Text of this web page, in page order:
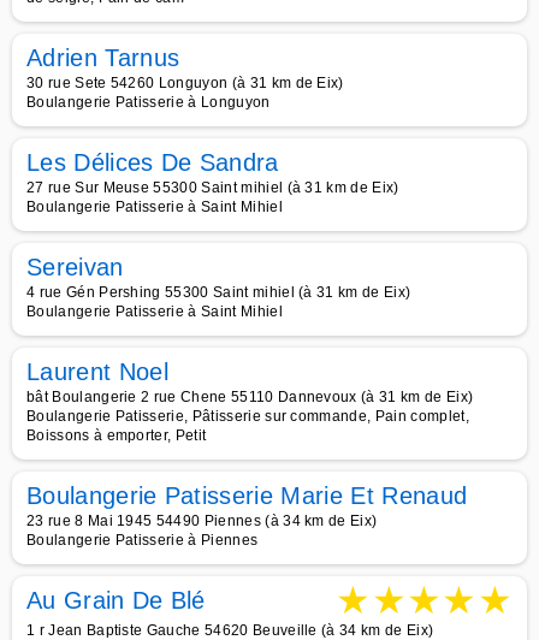
Adrien Tarnus
30 rue Sete 54260 Longuyon (à 31 km de Eix)
Boulangerie Patisserie à Longuyon
Les Délices De Sandra
27 rue Sur Meuse 55300 Saint mihiel (à 31 km de Eix)
Boulangerie Patisserie à Saint Mihiel
Sereivan
4 rue Gén Pershing 55300 Saint mihiel (à 31 km de Eix)
Boulangerie Patisserie à Saint Mihiel
Laurent Noel
bât Boulangerie 2 rue Chene 55110 Dannevoux (à 31 km de Eix)
Boulangerie Patisserie, Pâtisserie sur commande, Pain complet,
Boissons à emporter, Petit
Boulangerie Patisserie Marie Et Renaud
23 rue 8 Mai 1945 54490 Piennes (à 34 km de Eix)
Boulangerie Patisserie à Piennes
Au Grain De Blé ★★★★★
1 r Jean Baptiste Gauche 54620 Beuveille (à 34 km de Eix)